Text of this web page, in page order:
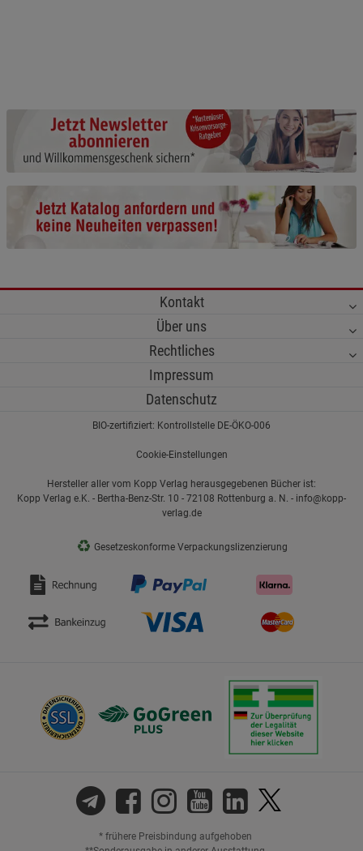
Kontakt
Über uns
Rechtliches
Impressum
Datenschutz
BIO-zertifiziert: Kontrollstelle DE-ÖKO-006
Cookie-Einstellungen
Hersteller aller vom Kopp Verlag herausgegebenen Bücher ist:
Kopp Verlag e.K. - Bertha-Benz-Str. 10 - 72108 Rottenburg a. N. - info@kopp-
verlag.de
♻ Gesetzeskonforme Verpackungslizenzierung
* frühere Preisbindung aufgehoben
Beschreibung Notwendige Cookies
Cookie-Informationenanzeigen
Funktionale Cookies (1) Funktionale
Beschreibung Funktionale Cookies
anzeigen
Statistik Cookies (2) Statistik Cookies
Beschreibung Statistik Cookies
Cookie-Informationen
Marketing Cookies (3)
Datenschutzerklärung Impressum